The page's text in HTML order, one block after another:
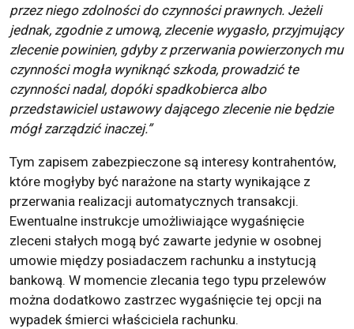
przez niego zdolności do czynności prawnych. Jeżeli
jednak, zgodnie z umową, zlecenie wygasło, przyjmujący
zlecenie powinien, gdyby z przerwania powierzonych mu
czynności mogła wyniknąć szkoda, prowadzić te
czynności nadal, dopóki spadkobierca albo
przedstawiciel ustawowy dającego zlecenie nie będzie
mógł zarządzić inaczej.”
Tym zapisem zabezpieczone są interesy kontrahentów,
które mogłyby być narażone na starty wynikające z
przerwania realizacji automatycznych transakcji.
Ewentualne instrukcje umożliwiające wygaśnięcie
zleceni stałych mogą być zawarte jedynie w osobnej
umowie między posiadaczem rachunku a instytucją
bankową. W momencie zlecania tego typu przelewów
można dodatkowo zastrzec wygaśnięcie tej opcji na
wypadek śmierci właściciela rachunku.